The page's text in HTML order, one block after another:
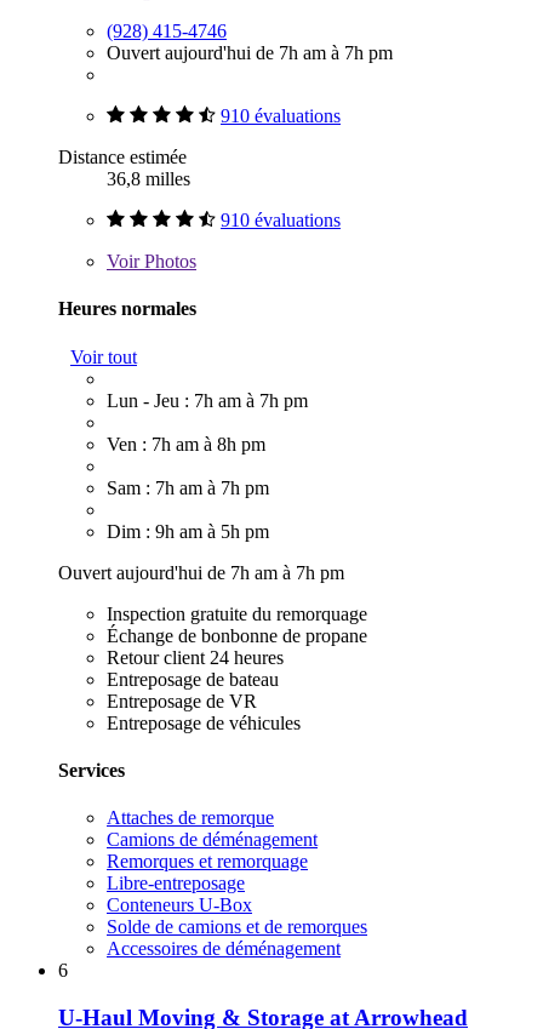
(928) 415-4746
Ouvert aujourd'hui de 7h am à 7h pm
910 évaluations
Distance estimée
36,8 milles
910 évaluations
VoirPhotos
Heures normales
Voir tout
Lun - Jeu : 7h am à 7h pm
Ven : 7h am à 8h pm
Sam : 7h am à 7h pm
Dim : 9h am à 5h pm
Ouvert aujourd'hui de 7h am à 7h pm
Inspection gratuite du remorquage
Échange de bonbonne de propane
Retour client 24 heures
Entreposage de bateau
Entreposage de VR
Entreposage de véhicules
Services
Attaches de remorque
Camions de déménagement
Remorques et remorquage
Libre-entreposage
Conteneurs U-Box
Solde de camions et de remorques
Accessoires de déménagement
6
U-Haul Moving & Storage at Arrowhead